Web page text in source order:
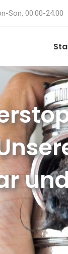
Son, 00.00-24.00